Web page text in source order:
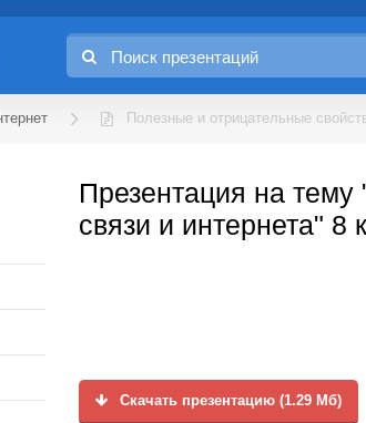
Полезные и отрицательные
Презентация на
связи и интернета" 8
Скачать презентацию (1.29 Мб)